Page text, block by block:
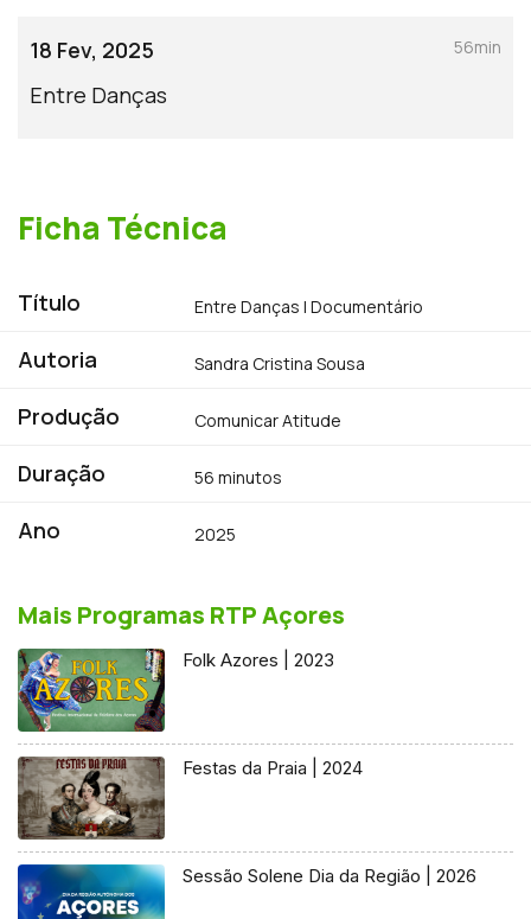
de pensamento crítico e de expressão
18 Fev, 2025
Entre Danças
56min
Ficha Técnica
Título Entre Danças | Documentário
Autoria Sandra Cristina Sousa
Produção Comunicar Atitude
Duração 56 minutos
Ano 2025
Mais Programas RTP Açores
Folk Azores | 2023
Festas da Praia | 2024
Sessão Solene Dia da Região | 2026